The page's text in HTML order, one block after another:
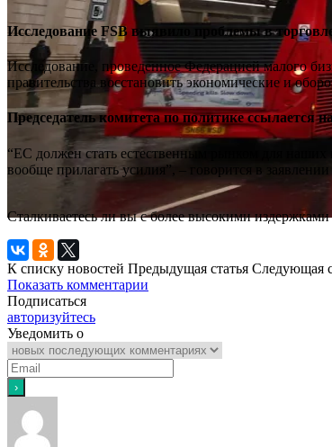
Исследование FSB выявило проблемы в
Исследование, проведенное Федерацией малого
правительства восстановить экономические и
Председатель комитета по политике ссылается
“ЕС должен стать естественным рынком для
вообще прилагать усилия”, – говорится в
Сталкиваетесь ли вы с более высокими
К списку новостей Предыдущая статья Следующая
Показать комментарии
Подписаться
авторизуйтесь
Уведомить о